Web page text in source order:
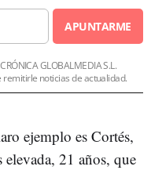
APUNTARME
GLOBALMEDIA S.L.
noticias de actualidad.
ejemplo es Cortés,
elevada, 21 años, que